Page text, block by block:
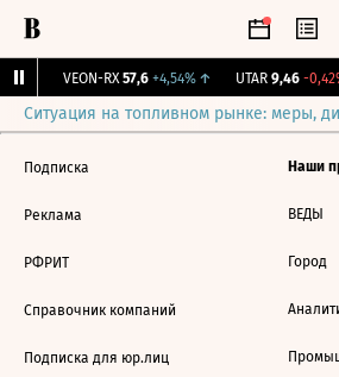
VEON-RX 57,6 +4,54%↑ UTAR 9,46 -
Ситуация на топливном рынке: меры,
Подписка
Реклама
РФРИТ
Справочник компаний
Подписка для юр.лиц
Наши
ВЕДЫ
Город